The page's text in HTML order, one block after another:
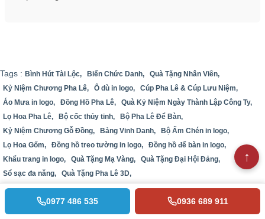
Tags : Bình Hút Tài Lộc, Biển Chức Danh,
Quà Tặng Nhân Viên,
Kỷ Niệm Chương Pha Lê,
Ô dù in logo,
Cúp Pha Lê & Cúp Lưu Niệm,
Áo Mưa in logo,
Đồng Hồ Pha Lê,
Quà Kỷ Niệm Ngày Thành Lập Công Ty,
Lọ Hoa Pha Lê,
Bộ cốc thủy tinh,
Bộ Pha Lê Để Bàn,
Kỷ Niệm Chương Gỗ Đồng,
Bảng Vinh Danh,
Bộ Ấm Chén in logo,
Lọ Hoa Gốm,
Đồng hồ treo tường in logo,
Đồng hồ để bàn in logo,
Khẩu trang in logo,
Quà Tặng Mạ Vàng,
Quà Tặng Đại Hội Đảng,
Sổ sạc đa năng,
Quà Tặng Pha Lê 3D,
0977 486 535 0936 689 911